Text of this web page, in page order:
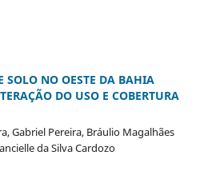
SOLO NO OESTE DA BAHIA
DO USO E COBERTURA
Gabriel Pereira, Bráulio Magalhães
da Silva Cardozo